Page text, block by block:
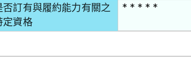
否訂有與履約能力有關之
定資格
* * * * *